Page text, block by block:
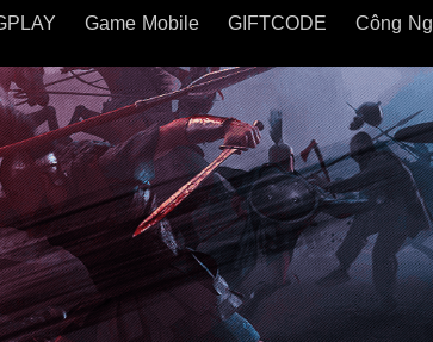
Game Mobile GIFTCODE Công